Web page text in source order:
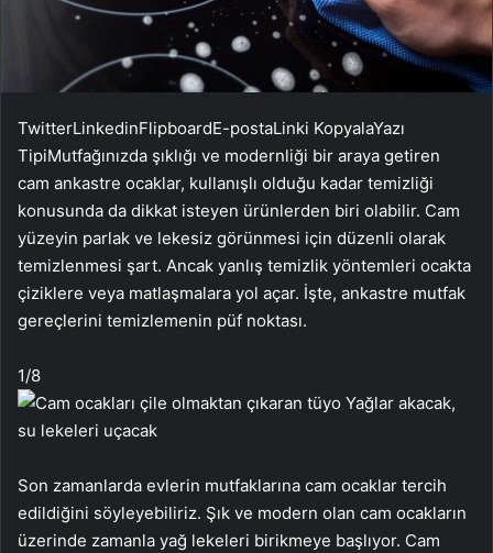
TwitterLinkedinFlipboardE-postaLinki KopyalaYazı
TipiMutfağınızda şıklığı ve modernliği bir araya getiren
cam ankastre ocaklar, kullanışlı olduğu kadar temizliği
konusunda da dikkat isteyen ürünlerden biri olabilir. Cam
yüzeyin parlak ve lekesiz görünmesi için düzenli olarak
temizlenmesi şart. Ancak yanlış temizlik yöntemleri ocakta
çiziklere veya matlaşmalara yol açar. İşte, ankastre mutfak
gereçlerini temizlemenin püf noktası.
1/8
Son zamanlarda evlerin mutfaklarına cam ocaklar tercih
edildiğini söyleyebiliriz. Şık ve modern olan cam ocakların
üzerinde zamanla yağ lekeleri birikmeye başlıyor. Cam